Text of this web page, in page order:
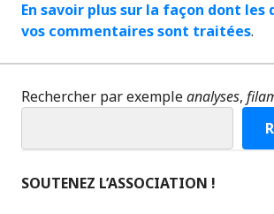
En savoir plus sur la façon dont les
vos commentaires sont traitées.
Rechercher par exempleanalyses,
SOUTENEZ L’ASSOCIATION !